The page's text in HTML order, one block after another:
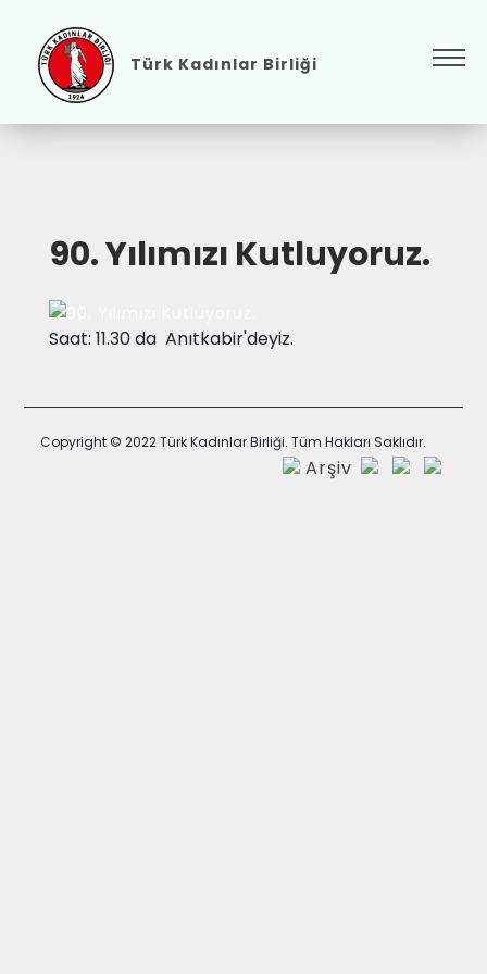
Türk Kadınlar Birliği
90. Yılımızı Kutluyoruz.
Saat: 11.30 da Anıtkabir'deyiz.
Copyright © 2022 Türk Kadınlar Birliği. Tüm Hakları Saklıdır.
Arşiv